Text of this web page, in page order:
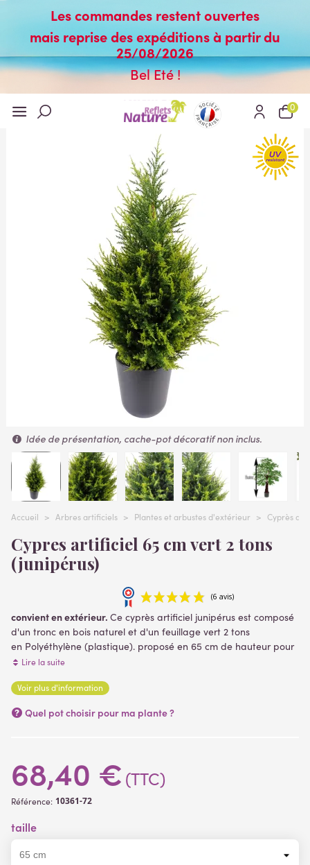
Les commandes restent ouvertes
mais reprise des expéditions à partir du
25/08/2026
Bel Eté !
0
Idée de présentation, cache-pot décoratif non inclus.
Accueil > Arbres artificiels > Plantes et arbustes d'extérieur > Cyprès
Cypres artificiel 65 cm vert 2 tons
(junipérus)
convient en extérieur. Ce cyprès artificiel junipérus est composé
d'un tronc en bois naturel et d'un feuillage vert 2 tons
en Polyéthylène (plastique). proposé en 65 cm de hauteur pour
une envergure de 32 cm.
plantes artificielles
Lire la suite
Voir plus d'information
Quel pot choisir pour ma plante ?
68,40 € (TTC)
Référence: 10361-72
taille